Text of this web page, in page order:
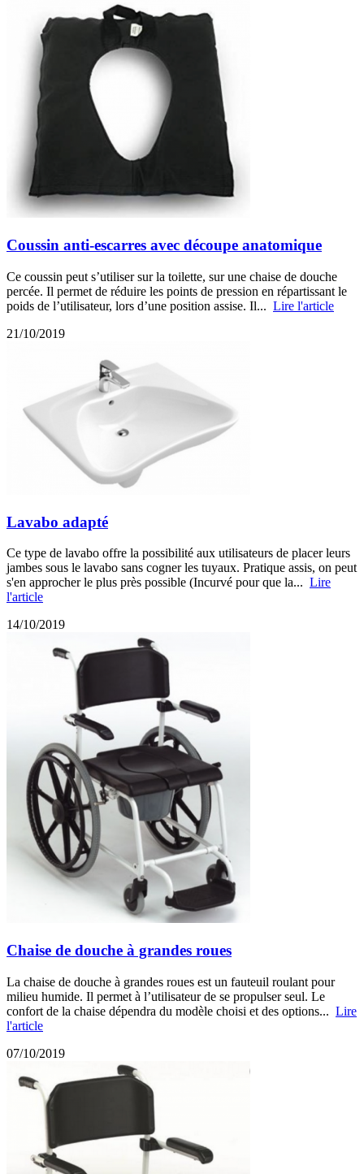
Coussin anti-escarres avec découpe anatomique
Ce coussin peut s’utiliser sur la toilette, sur une chaise de douche
percée. Il permet de réduire les points de pression en répartissant le
poids de l’utilisateur, lors d’une position assise. Il... Lire l'article
21/10/2019
Lavabo adapté
Ce type de lavabo offre la possibilité aux utilisateurs de placer leurs
jambes sous le lavabo sans cogner les tuyaux. Pratique assis, on peut
s'en approcher le plus près possible (Incurvé pour que la... Lire
l'article
14/10/2019
Chaise de douche à grandes roues
La chaise de douche à grandes roues est un fauteuil roulant pour
milieu humide. Il permet à l’utilisateur de se propulser seul. Le
confort de la chaise dépendra du modèle choisi et des options... Lire
l'article
07/10/2019